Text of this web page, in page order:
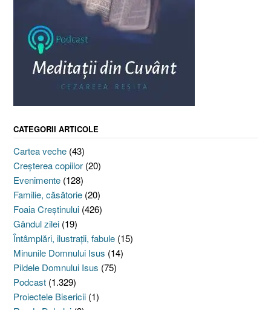
CATEGORII ARTICOLE
Cartea veche (43)
Creşterea copiilor (20)
Evenimente (128)
Familie, căsătorie (20)
Foaia Creştinului (426)
Gândul zilei (19)
Întâmplări, ilustraţii, fabule (15)
Minunile Domnului Isus (14)
Pildele Domnului Isus (75)
Podcast (1.329)
Proiectele Bisericii (1)